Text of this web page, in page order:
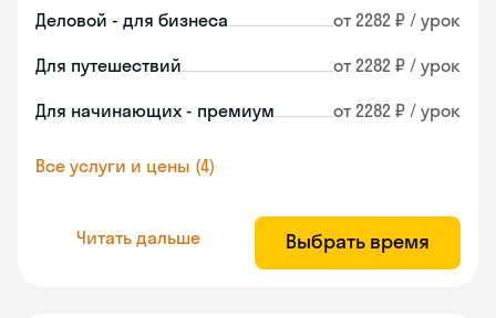
Деловой - для бизнеса от 2282 ₽ / урок
Для путешествий от 2282 ₽ / урок
Для начинающих - премиум от 2282 ₽ / урок
Все услуги и цены (4)
Читать дальше Выбрать время